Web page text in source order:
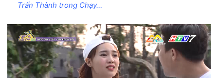
Trấn Thành trong Chạy…